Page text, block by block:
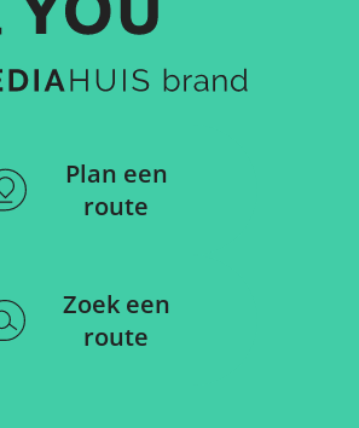
Plan een
route
Zoek een
route